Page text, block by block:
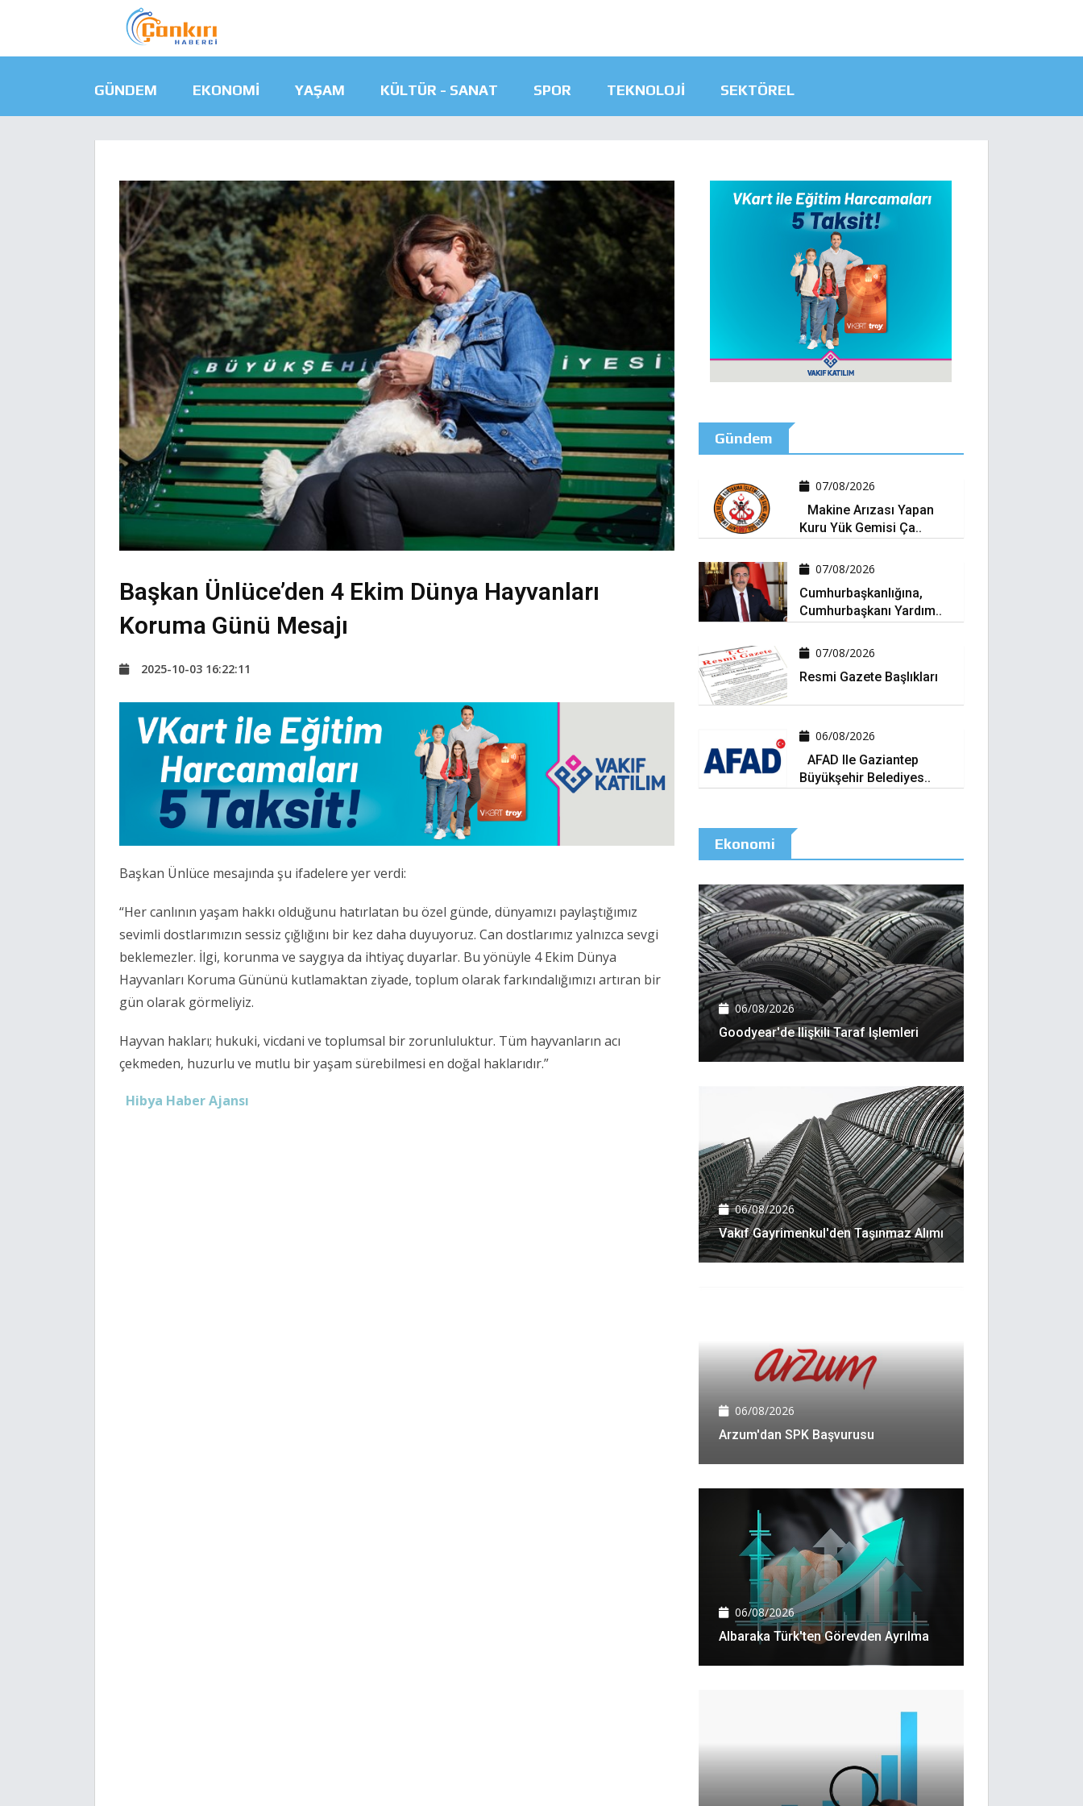
GÜNDEM EKONOMI YAŞAM KÜLTÜR - SANAT SPOR TEKNOLOJI SEKTÖREL
Başkan Ünlüce’den 4 Ekim Dünya Hayvanları
Koruma Günü Mesajı
2025-10-03 16:22:11
Başkan Ünlüce mesajında şu ifadelere yer verdi:
“Her canlının yaşam hakkı olduğunu hatırlatan bu özel günde, dünyamızı paylaştığımız
sevimli dostlarımızın sessiz çığlığını bir kez daha duyuyoruz. Can dostlarımız yalnızca sevgi
beklemezler. İlgi, korunma ve saygıya da ihtiyaç duyarlar. Bu yönüyle 4 Ekim Dünya
Hayvanları Koruma Gününü kutlamaktan ziyade, toplum olarak farkındalığımızı artıran bir
gün olarak görmeliyiz.
Hayvan hakları; hukuki, vicdani ve toplumsal bir zorunluluktur. Tüm hayvanların acı
çekmeden, huzurlu ve mutlu bir yaşam sürebilmesi en doğal haklarıdır.”
Hibya Haber Ajansı
Gündem
07/08/2026
Makine Arızası Yapan
Kuru Yük Gemisi Ça..
07/08/2026
Cumhurbaşkanlığına,
Cumhurbaşkanı Yardım..
07/08/2026
Resmi Gazete Başlıkları
06/08/2026
AFAD Ile Gaziantep
Büyükşehir Belediyes..
Ekonomi
06/08/2026
Goodyear'de Ilişkili Taraf Işlemleri
06/08/2026
Vakıf Gayrimenkul'den Taşınmaz Alımı
06/08/2026
Arzum'dan SPK Başvurusu
06/08/2026
Albaraka Türk'ten Görevden Ayrılma